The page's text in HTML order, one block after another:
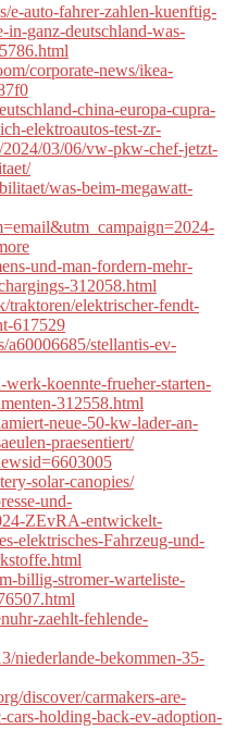
e-auto-fahrer-zahlen-kuenftig-
in-ganz-deutschland-was-
corporate-news/ikea-
china-europa-cupra-
elektroautos-test-zr-
2024/03/06/vw-pkw-chef-jetzt-
was-beim-megawatt-
und-man-fordern-mehr-
312058.html
traktoren/elektrischer-fendt-
617529
a60006685/stellantis-ev-
koennte-frueher-starten-
312558.html
neue-50-kw-lader-an-
praesentiert/
solar-canopies/
und-
ZEvRA-entwickelt-
elektrisches-Fahrzeug-und-
billig-stromer-warteliste-
zaehlt-fehlende-
niederlande-bekommen-35-
discover/carmakers-are-
holding-back-ev-adoption-